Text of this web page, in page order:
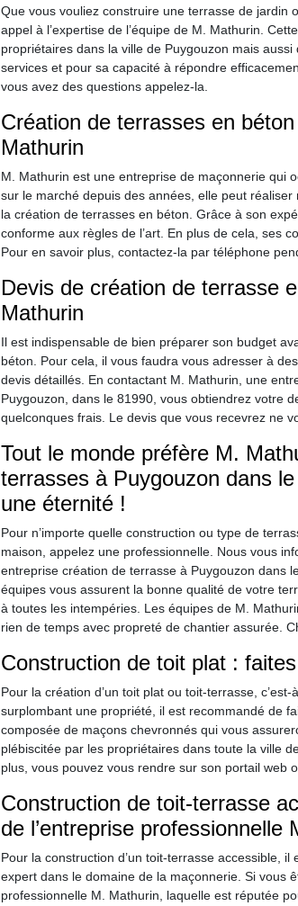
Que vous vouliez construire une terrasse de jardin
appel à l’expertise de l’équipe de M. Mathurin.
propriétaires dans la ville de Puygouzon mais
services et pour sa capacité à répondre
vous avez des questions appelez-la.
Création de terrasses en
Mathurin
M. Mathurin est une entreprise de maçonnerie qui
sur le marché depuis des années, elle peut
la création de terrasses en béton. Grâce à son
conforme aux règles de l’art. En plus de cela, ses
Pour en savoir plus, contactez-la par téléphone
Devis de création de terrasse
Mathurin
Il est indispensable de bien préparer son budget
béton. Pour cela, il vous faudra vous adresser à
devis détaillés. En contactant M. Mathurin, une
Puygouzon, dans le 81990, vous obtiendrez votre
quelconques frais. Le devis que vous recevrez ne
Tout le monde préfère M.
terrasses à Puygouzon dans
une éternité !
Pour n’importe quelle construction ou type de
maison, appelez une professionnelle. Nous vous
entreprise création de terrasse à Puygouzon dans
équipes vous assurent la bonne qualité de votre
à toutes les intempéries. Les équipes de M.
rien de temps avec propreté de chantier assurée.
Construction de toit plat :
Pour la création d’un toit plat ou toit-terrasse,
surplombant une propriété, il est recommandé de
composée de maçons chevronnés qui vous
plébiscitée par les propriétaires dans toute la ville
plus, vous pouvez vous rendre sur son portail web
Construction de toit-terrasse
de l’entreprise professionnelle
Pour la construction d’un toit-terrasse accessible,
expert dans le domaine de la maçonnerie. Si vous
professionnelle M. Mathurin, laquelle est réputée